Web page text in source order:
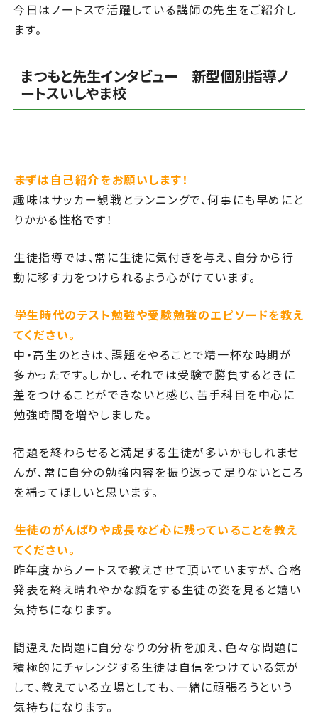
今日はノートスで活躍している講師の先生をご紹介し
ます。
まつもと先生インタビュー｜新型個別指導ノ
ートスいしやま校
――まずは自己紹介をお願いします！
趣味はサッカー観戦とランニングで、何事にも早めにと
りかかる性格です！
生徒指導では、常に生徒に気付きを与え、自分から行
動に移す力をつけられるよう心がけています。
――学生時代のテスト勉強や受験勉強のエピソードを教え
てください。
中・高生のときは、課題をやることで精一杯な時期が
多かったです。しかし、それでは受験で勝負するときに
差をつけることができないと感じ、苦手科目を中心に
勉強時間を増やしました。
宿題を終わらせると満足する生徒が多いかもしれませ
んが、常に自分の勉強内容を振り返って足りないところ
を補ってほしいと思います。
――生徒のがんばりや成長など心に残っていることを教え
てください。
昨年度からノートスで教えさせて頂いていますが、合格
発表を終え晴れやかな顔をする生徒の姿を見ると嬉い
気持ちになります。
間違えた問題に自分なりの分析を加え、色々な問題に
積極的にチャレンジする生徒は自信をつけている気が
して、教えている立場としても、一緒に頑張ろうという
気持ちになります。